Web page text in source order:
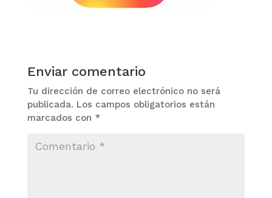
Enviar comentario
Tu dirección de correo electrónico no será
publicada. Los campos obligatorios están
marcados con *